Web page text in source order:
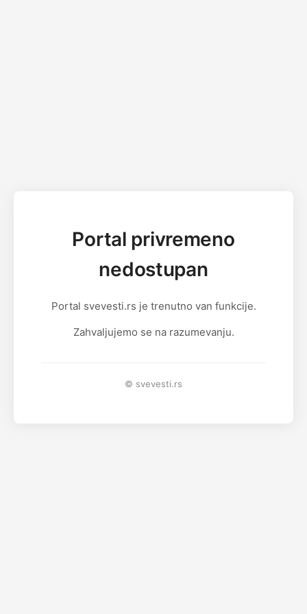
Portal privremeno
nedostupan
Portal svevesti.rs je trenutno van funkcije.
Zahvaljujemo se na razumevanju.
© svevesti.rs